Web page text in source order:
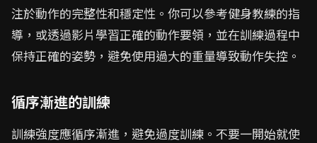
注於動作的完整性和穩定性。你可以參考健身教練的指
導，或透過影片學習正確的動作要領，並在訓練過程中
保持正確的姿勢，避免使用過大的重量導致動作失控。
循序漸進的訓練
訓練強度應循序漸進，避免過度訓練。不要一開始就使